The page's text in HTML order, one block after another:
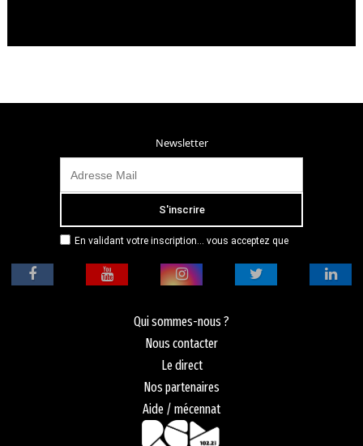
Newsletter
En validant votre inscription... vous acceptez que
adresse email dans le but de vous envoyer
mensuellement sa lettre d’informations. Pour plus
politique de confidentialité.
Qui sommes-nous ?
Nous contacter
Le direct
Nos partenaires
Aide / mécennat